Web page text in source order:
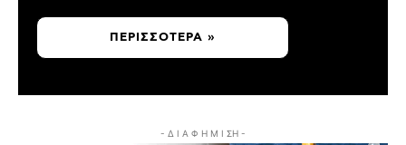
ΠΕΡΙΣΣΌΤΕΡΑ »
- Δ Ι Α Φ Η Μ Ι ΣΗ -